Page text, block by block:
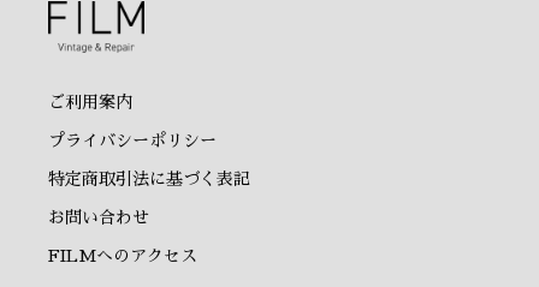
ご利用案内
プライバシーポリシー
特定商取引法に基づく表記
お問い合わせ
FILMへのアクセス